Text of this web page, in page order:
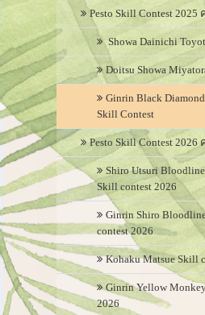
Pesto Skill Contest 2025
Showa Dainichi
Doitsu Showa
Ginrin Black
Skill Contest
Pesto Skill Contest 2026
Shiro Utsuri
Skill contest 2026
Ginrin Shiro
contest 2026
Kohaku Matsue Skill
Ginrin Yellow
2026